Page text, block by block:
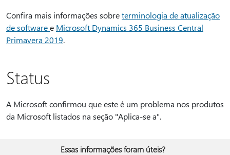
Confira mais informações sobreterminologia de atualização
de softwaree Microsoft Dynamics 365 Business Central
Primavera 2019.
Status
A Microsoft confirmou que este é um problema nos produtos
da Microsoft listados na seção "Aplica-se a".
Essas informações foram úteis?